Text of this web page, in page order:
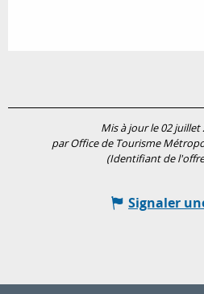
Mis à jour le 02 juillet
par Office de Tourisme
(Identifiant de
Signaler